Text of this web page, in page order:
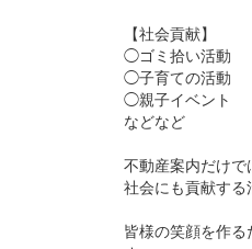
【社会貢献】
◯ゴミ拾い活動
◯子育ての活動
◯親子イベント
などなど
不動産案内だけで
社会にも貢献する
皆様の笑顔を作